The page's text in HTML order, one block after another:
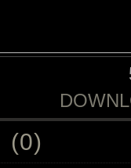
(0)